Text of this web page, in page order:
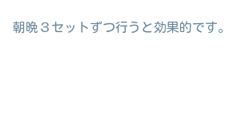
朝晩３セットずつ行うと効果的です。